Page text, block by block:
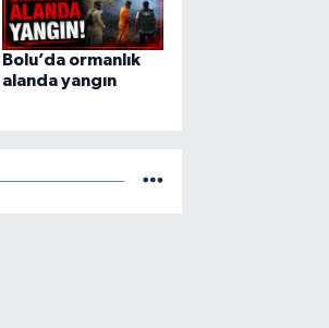
Bolu’da ormanlık
alanda yangın